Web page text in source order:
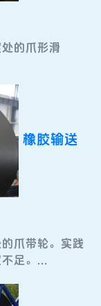
的爪形滑
橡胶输送
爪带轮。实践
足。...